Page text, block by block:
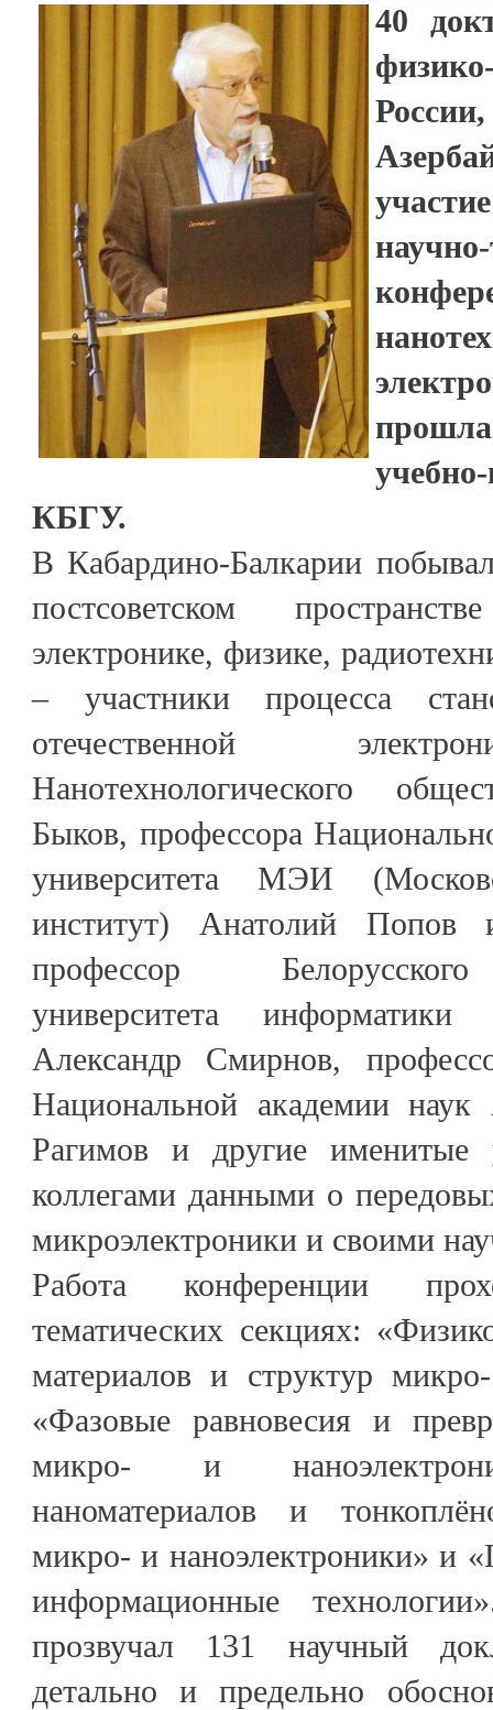
40
КБГУ.
В Кабардино-Балкарии
постсоветском
электронике, физике,
– участники процесса
отечественной
Нанотехнологического
Быков, профессора
университета МЭИ
институт) Анатолий Попов
профессор Белорусского
университета информатики
Александр Смирнов,
Национальной академии наук
Рагимов и другие именитые
коллегами данными о
микроэлектроники и своими
Работа конференции
тематических секциях:
материалов и структур
«Фазовые равновесия и
микро- и
наноматериалов и
микро- и наноэлектроники» и
информационные
прозвучал 131 научный
детально и предельно